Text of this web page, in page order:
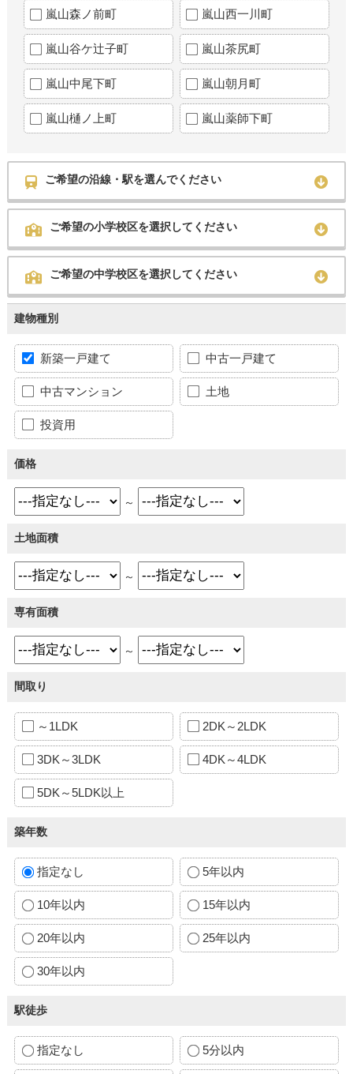
嵐山森ノ前町 嵐山西一川町
嵐山谷ケ辻子町 嵐山茶尻町
嵐山中尾下町 嵐山朝月町
嵐山樋ノ上町 嵐山薬師下町
ご希望の沿線・駅を選んでください
ご希望の小学校区を選択してください
ご希望の中学校区を選択してください
建物種別
新築一戸建て 中古一戸建て
中古マンション 土地
投資用
価格
～
土地面積
～
専有面積
～
間取り
～1LDK 2DK～2LDK
3DK～3LDK 4DK～4LDK
5DK～5LDK以上
築年数
指定なし 5年以内
10年以内 15年以内
20年以内 25年以内
30年以内
駅徒歩
指定なし 5分以内